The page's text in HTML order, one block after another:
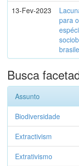
13-Fev-2023
para
Busca
Assunto
Biodiversidade
Extractivism
Extrativismo